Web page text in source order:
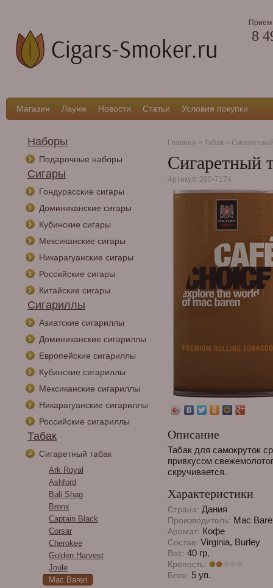
Прием
8
Магазин Лаунж Новости Статьи Условия покупки
Наборы
Подарочные наборы
Сигары
Гондурасские сигары
Доминиканские сигары
Кубинские сигары
Мексиканские сигары
Никарагуанские сигары
Российские сигары
Китайские сигары
Сигариллы
Азиатские сигариллы
Доминиканские сигариллы
Европейские сигариллы
Кубинские сигариллы
Мексиканские сигариллы
Никарагуанские сигариллы
Российские сигариллы
Табак
Сигаретный табак
Ark Royal
Ashford
Bali Shag
Bronx
Captain Black
Corsar
Cherokee
Golden Harvest
Joule
Mac Baren
Главная > Табак >
Сигаретный
Артикул: 200-7174
Описание
Табак для самокруток
привкусом
скручивается.
Характеристики
Страна: Дания
Производитель: Mac
Аромат: Кофе
Состав: Virginia, Burley
Вес: 40 гр.
Крепость:
Блок: 5 уп.